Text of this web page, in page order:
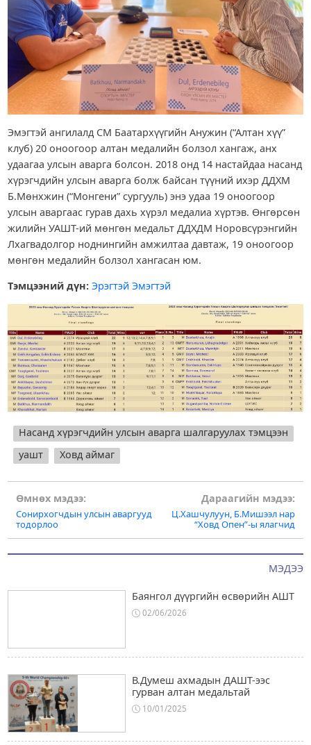
МЭДЭЭ
Баянгол дүүргийн өсвөрийн АШТ
02/06/2026
В.Думеш ахмадын ДАШТ-ээс
гурван алтан медальтай
10/01/2025
Эмэгтэй ангилалд СМ Баатархүүгийн Анужин (“Алтан хүү”
клуб) 20 оноогоор алтан медалийн болзол хангаж, анх
удаагаа улсын аварга болсон. 2018 онд 14 настайдаа насанд
хүрэгчдийн улсын аварга болж байсан түүний ихэр ДДХМ
Б.Мөнхжин (“Монгени” сургууль) энэ удаа 19 оноогоор
улсын аваргаас гурав дахь хүрэл медалиа хүртэв. Өнгөрсөн
жилийн УАШТ-ий мөнгөн медальт ДДХДМ Норовсүрэнгийн
Лхагвадолгор ноднингийн амжилтаа давтаж, 19 оноогоор
мөнгөн медалийн болзол хангасан юм.
Тэмцээний дүн: Эрэгтэй Эмэгтэй
Насанд хүрэгчдийн улсын аварга шалгаруулах тэмцээн
уашт
Ховд аймаг
Post
navigation
Өмнөх мэдээ:
Сонирхогчдын улсын аваргууд
тодорлоо
Дараагийн мэдээ:
Ц.Хашчулуун, Б.Мишээл нар
“Ховд Опен”-ы ялагчид